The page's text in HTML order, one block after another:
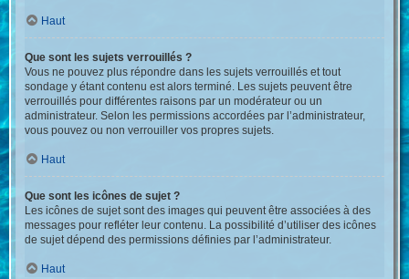
Haut
Que sont les sujets verrouillés ?
Vous ne pouvez plus répondre dans les sujets verrouillés et tout
sondage y étant contenu est alors terminé. Les sujets peuvent être
verrouillés pour différentes raisons par un modérateur ou un
administrateur. Selon les permissions accordées par l’administrateur,
vous pouvez ou non verrouiller vos propres sujets.
Haut
Que sont les icônes de sujet ?
Les icônes de sujet sont des images qui peuvent être associées à des
messages pour refléter leur contenu. La possibilité d’utiliser des icônes
de sujet dépend des permissions définies par l’administrateur.
Haut